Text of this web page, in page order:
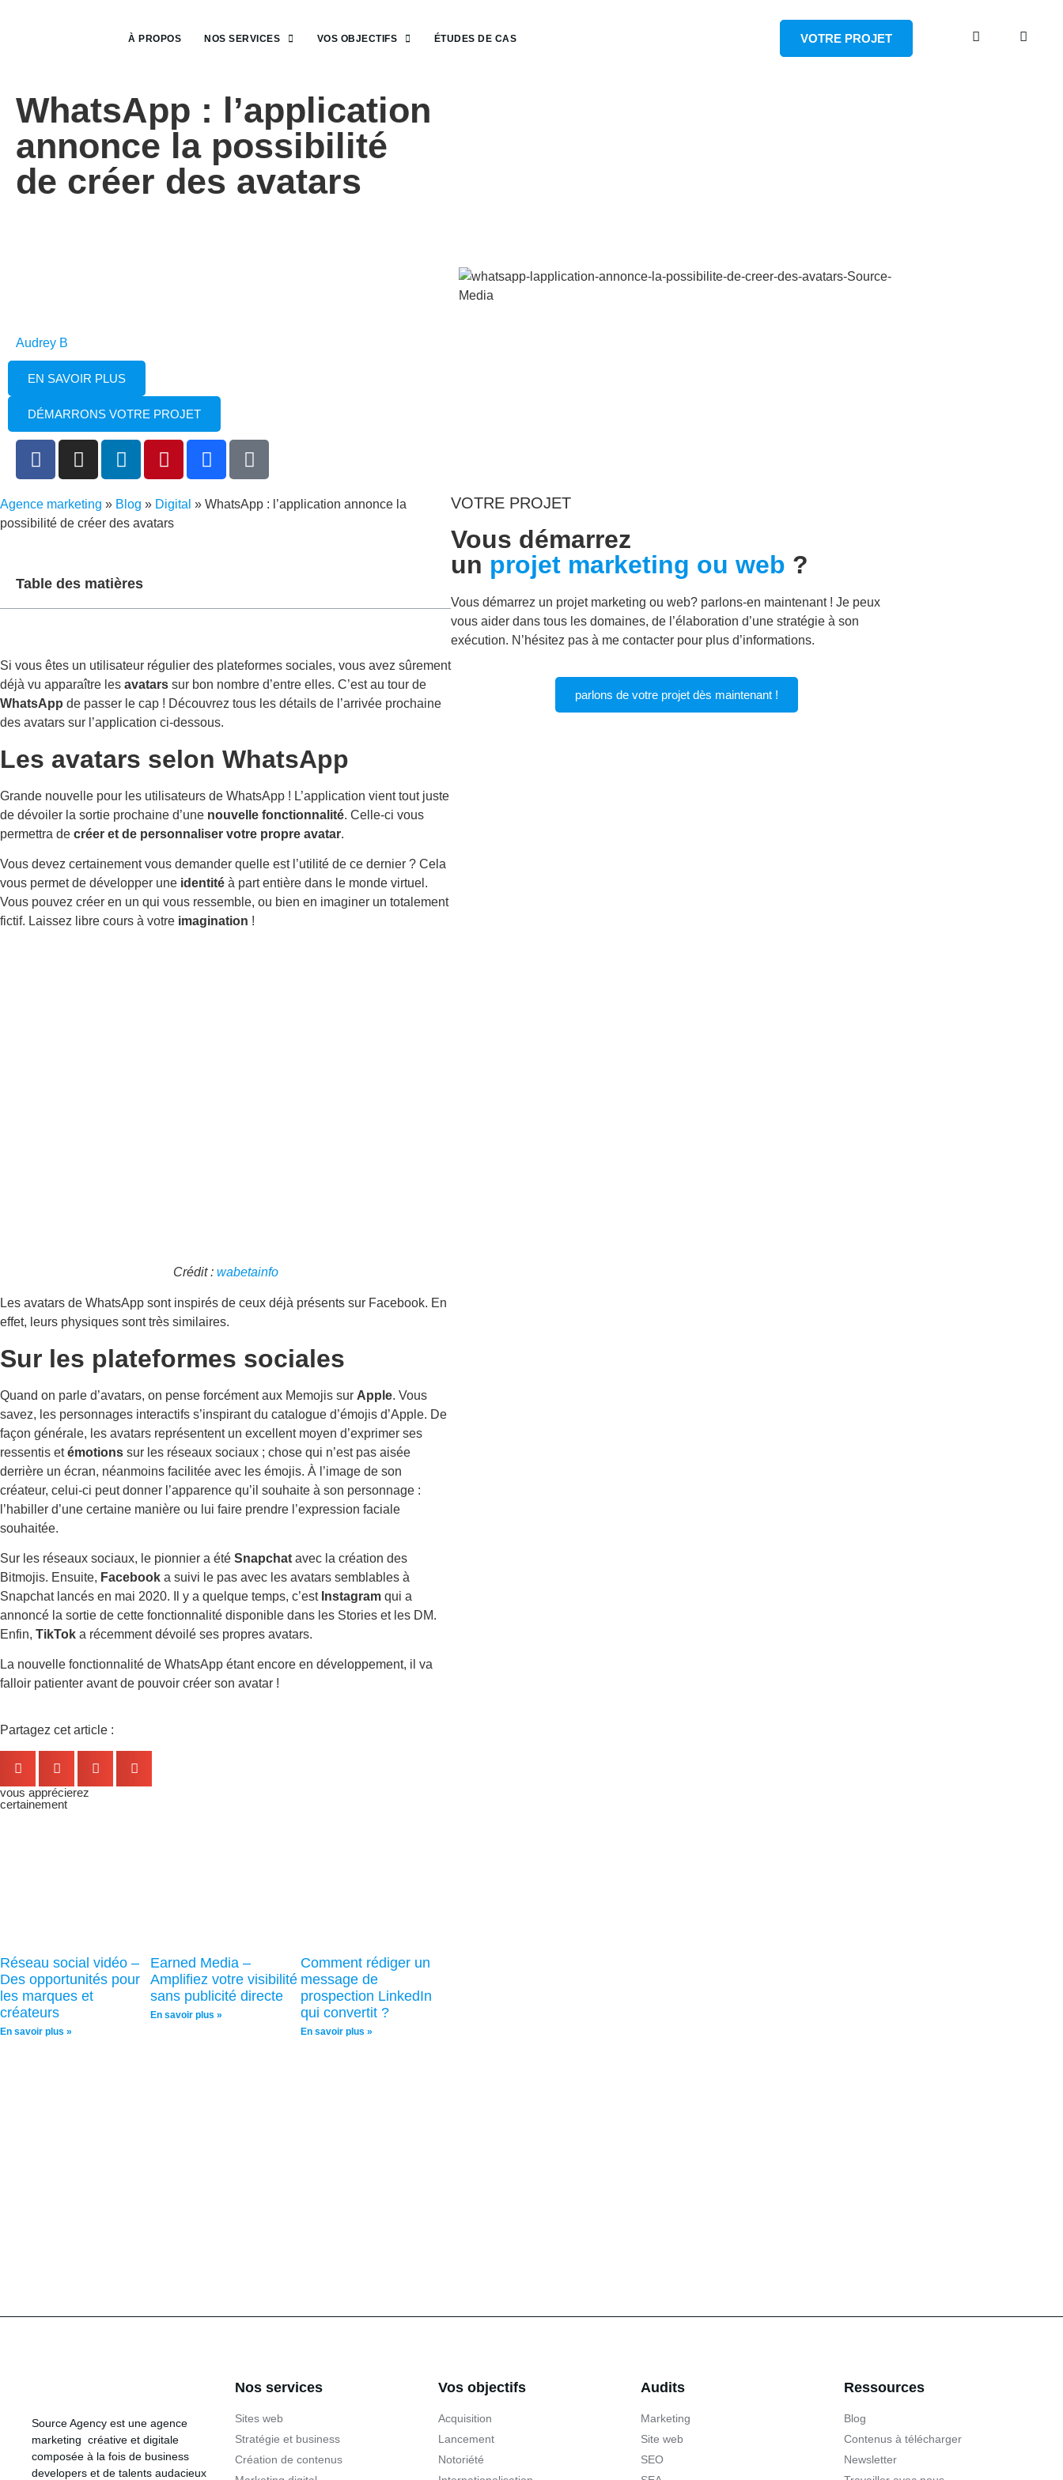
À PROPOS NOS SERVICES VOS OBJECTIFS ÉTUDES DE CAS VOTRE PROJET
WhatsApp : l’application
annonce la possibilité
de créer des avatars
Audrey B
EN SAVOIR PLUS
DÉMARRONS VOTRE PROJET
Agence marketing » Blog » Digital » WhatsApp : l’application annonce la
possibilité de créer des avatars
Table des matières
Si vous êtes un utilisateur régulier des plateformes sociales, vous avez sûrement
déjà vu apparaître les avatars sur bon nombre d’entre elles. C’est au tour de
WhatsApp de passer le cap ! Découvrez tous les détails de l’arrivée prochaine
des avatars sur l’application ci-dessous.
Les avatars selon WhatsApp
Grande nouvelle pour les utilisateurs de WhatsApp ! L’application vient tout juste
de dévoiler la sortie prochaine d’une nouvelle fonctionnalité. Celle-ci vous
permettra de créer et de personnaliser votre propre avatar.
Vous devez certainement vous demander quelle est l’utilité de ce dernier ? Cela
vous permet de développer une identité à part entière dans le monde virtuel.
Vous pouvez créer en un qui vous ressemble, ou bien en imaginer un totalement
fictif. Laissez libre cours à votre imagination !
Crédit : wabetainfo
Les avatars de WhatsApp sont inspirés de ceux déjà présents sur Facebook. En
effet, leurs physiques sont très similaires.
Sur les plateformes sociales
Quand on parle d’avatars, on pense forcément aux Memojis sur Apple. Vous
savez, les personnages interactifs s’inspirant du catalogue d’émojis d’Apple. De
façon générale, les avatars représentent un excellent moyen d’exprimer ses
ressentis etémotions sur les réseaux sociaux ; chose qui n’est pas aisée
derrière un écran, néanmoins facilitée avec les émojis. À l’image de son
créateur, celui-ci peut donner l’apparence qu’il souhaite à son personnage :
l’habiller d’une certaine manière ou lui faire prendre l’expression faciale
souhaitée.
Sur les réseaux sociaux, le pionnier a été Snapchat avec la création des
Bitmojis. Ensuite, Facebook a suivi le pas avec les avatars semblables à
Snapchat lancés en mai 2020. Il y a quelque temps, c’est Instagram qui a
annoncé la sortie de cette fonctionnalité disponible dans les Stories et les DM.
Enfin, TikTok a récemment dévoilé ses propres avatars.
La nouvelle fonctionnalité de WhatsApp étant encore en développement, il va
falloir patienter avant de pouvoir créer son avatar !
Partagez cet article :
vous apprécierez
certainement
Réseau social vidéo –
Des opportunités pour
les marques et
créateurs
En savoir plus »
Earned Media –
Amplifiez votre visibilité
sans publicité directe
En savoir plus »
Comment rédiger un
message de
prospection LinkedIn
qui convertit ?
En savoir plus »
VOTRE PROJET
Vous démarrez
un projet marketing ou web ?
Vous démarrez un projet marketing ou web? parlons-en maintenant ! Je peux
vous aider dans tous les domaines, de l’élaboration d’une stratégie à son
exécution. N’hésitez pas à me contacter pour plus d’informations.
parlons de votre projet dès maintenant !
Source Agency est une agence
marketing créative et digitale
composée à la fois de business
developers et de talents audacieux
Nos services
Sites web
Stratégie et business
Création de contenus
Vos objectifs
Acquisition
Lancement
Notoriété
Audits
Marketing
Site web
SEO
Ressources
Blog
Contenus à télécharger
Newsletter